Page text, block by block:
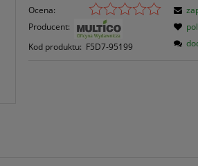
Ocena:
Producent:
Kod produktu: F5D7-95199